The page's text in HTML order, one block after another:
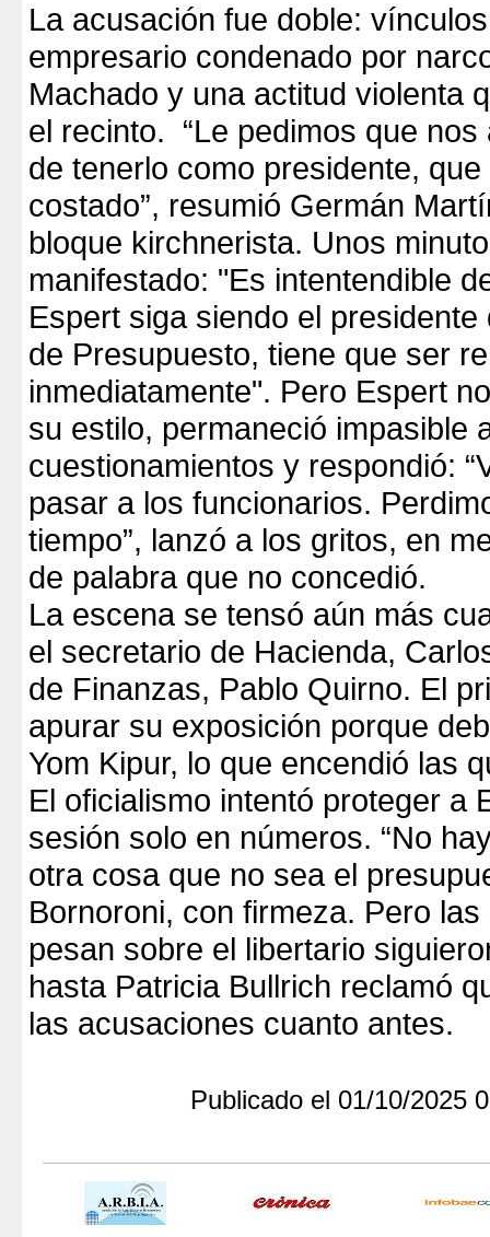
La acusación fue doble:
empresario condenado por
Machado y una actitud violenta
el recinto. “Le pedimos que
de tenerlo como presidente,
costado”, resumió Germán
bloque kirchnerista. Unos
manifestado: "Es intentendible
Espert siga siendo el
de Presupuesto, tiene que ser
inmediatamente". Pero Espert
su estilo, permaneció impasible
cuestionamientos y respondió:
pasar a los funcionarios.
tiempo”, lanzó a los gritos, en
de palabra que no concedió.
La escena se tensó aún más
el secretario de Hacienda,
de Finanzas, Pablo Quirno. El
apurar su exposición porque
Yom Kipur, lo que encendió las
El oficialismo intentó proteger a
sesión solo en números. “No
otra cosa que no sea el
Bornoroni, con firmeza. Pero
pesan sobre el libertario
hasta Patricia Bullrich reclamó
las acusaciones cuanto antes.
Publicado el 01/10/2025